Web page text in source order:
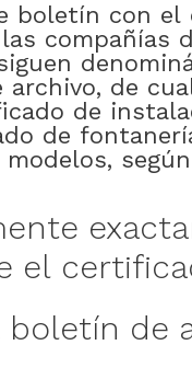
boletín con el
las compañías
archivo, de
de
de
modelos, según
el
boletín de